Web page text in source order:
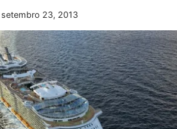
| setembro 23, 2013